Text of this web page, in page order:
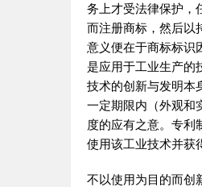
务上才受法律保护，
而注册商标，然后以
意义便在于商标标识
是应用于工业生产的
技术的创新与发明本
一定期限内（外观和
度的应有之意。专利
使用该工业技术并获
不以使用为目的而创